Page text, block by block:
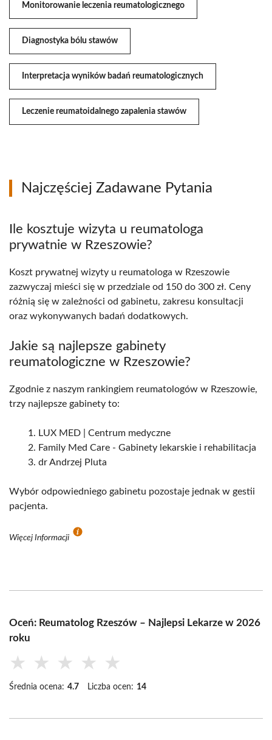
Monitorowanie leczenia reumatologicznego
Diagnostyka bólu stawów
Interpretacja wyników badań reumatologicznych
Leczenie reumatoidalnego zapalenia stawów
Najczęściej Zadawane Pytania
Ile kosztuje wizyta u reumatologa
prywatnie w Rzeszowie?
Koszt prywatnej wizyty u reumatologa w Rzeszowie
zazwyczaj mieści się w przedziale od 150 do 300 zł. Ceny
różnią się w zależności od gabinetu, zakresu konsultacji
oraz wykonywanych badań dodatkowych.
Jakie są najlepsze gabinety
reumatologiczne w Rzeszowie?
Zgodnie z naszym rankingiem reumatologów w Rzeszowie,
trzy najlepsze gabinety to:
LUX MED | Centrum medyczne
Family Med Care - Gabinety lekarskie i rehabilitacja
dr Andrzej Pluta
Wybór odpowiedniego gabinetu pozostaje jednak w gestii
pacjenta.
Więcej Informacji
Oceń: Reumatolog Rzeszów – Najlepsi Lekarze w 2026
roku
★ ★ ★ ★ ★
Średnia ocena: 4.7 Liczba ocen: 14